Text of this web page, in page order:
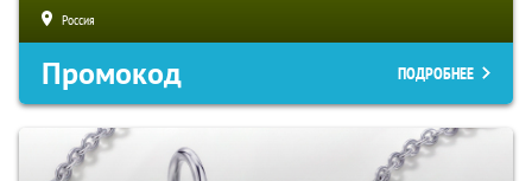
Россия
Промокод ПОДРОБНЕЕ